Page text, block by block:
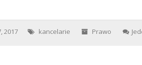
2017 kancelarie Prawo